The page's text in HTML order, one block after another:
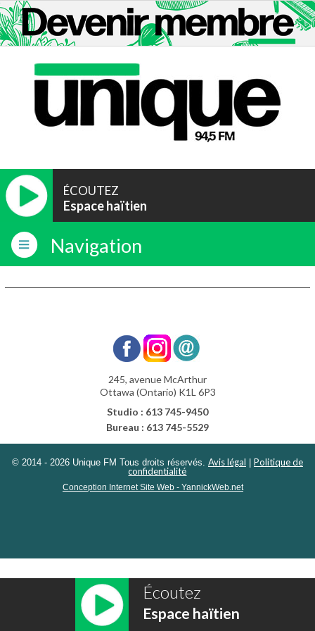
ÉCOUTEZ
Espace haïtien
Navigation
245, avenue McArthur
Ottawa (Ontario) K1L 6P3
Studio : 613 745-9450
Bureau : 613 745-5529
© 2014 - 2026 Unique FM Tous droits réservés. Avis légal
Politique de
confidentialité
Conception Internet Site Web - YannickWeb.net
Écoutez
Espace haïtien